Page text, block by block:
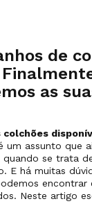
de
as
colchões
um assunto que
se trata
E há muitas
encontrar
Neste artigo